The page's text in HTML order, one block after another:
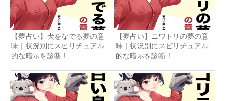
【夢占い】犬をなでる夢の意
味｜状況別にスピリチュアル
的な暗示を診断！
【夢占い】ニワトリの夢の意
味｜状況別にスピリチュアル
的な暗示を診断！